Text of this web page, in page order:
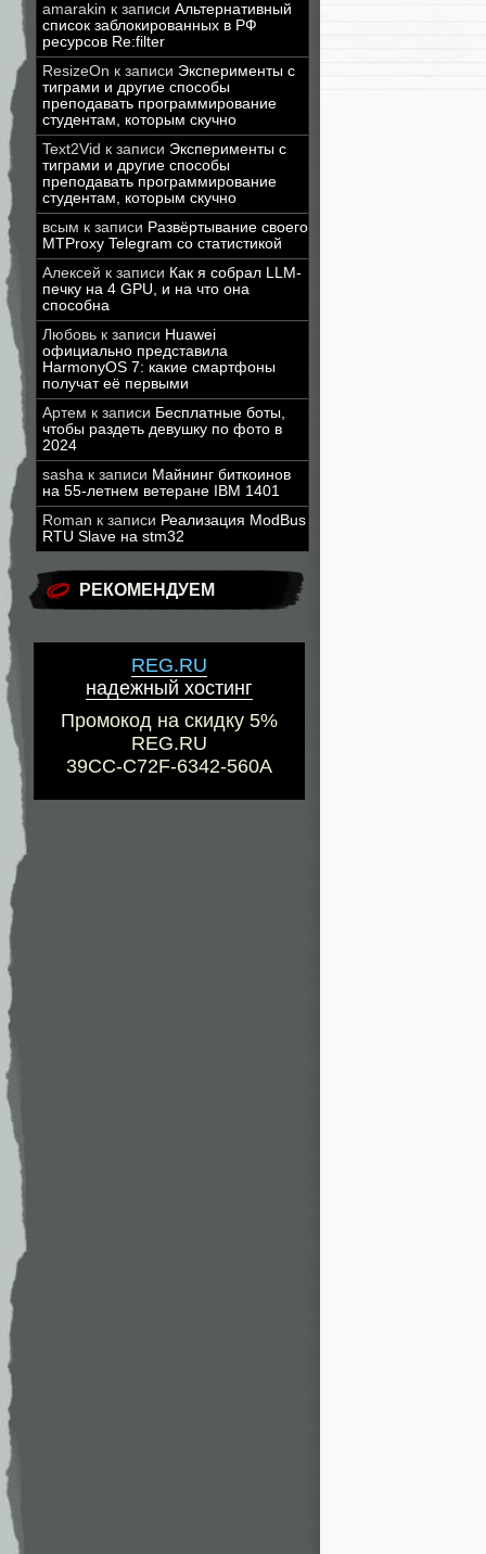
amarakin к записи Альтернативный
список заблокированных в РФ
ресурсов Re:filter
ResizeOn к записи Эксперименты с
тиграми и другие способы
преподавать программирование
студентам, которым скучно
Text2Vid к записи Эксперименты с
тиграми и другие способы
преподавать программирование
студентам, которым скучно
всым к записи Развёртывание своего
MTProxy Telegram со статистикой
Алексей к записи Как я собрал LLM-
печку на 4 GPU, и на что она
способна
Любовь к записи Huawei
официально представила
HarmonyOS 7: какие смартфоны
получат её первыми
Артем к записи Бесплатные боты,
чтобы раздеть девушку по фото в
2024
sasha к записи Майнинг биткоинов
на 55-летнем ветеране IBM 1401
Roman к записи Реализация ModBus
RTU Slave на stm32
РЕКОМЕНДУЕМ
REG.RU
надежный хостинг
Промокод на скидку 5%
REG.RU
39CC-C72F-6342-560A